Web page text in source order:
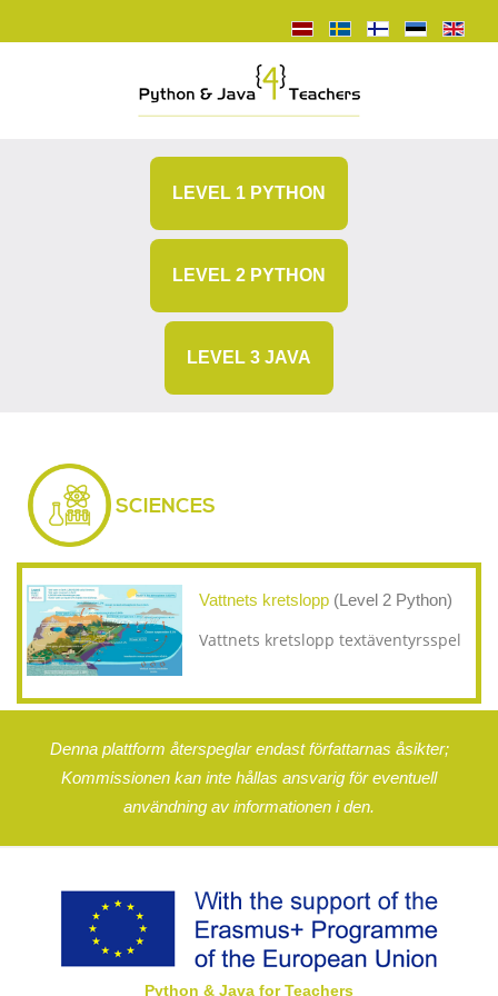
LEVEL 1 PYTHON
LEVEL 2 PYTHON
LEVEL 3 JAVA
SCIENCES
Vattnets kretslopp (Level 2 Python)
Vattnets kretslopp textäventyrsspel
Denna plattform återspeglar endast författarnas åsikter;
Kommissionen kan inte hållas ansvarig för eventuell
användning av informationen i den.
Python & Java for Teachers